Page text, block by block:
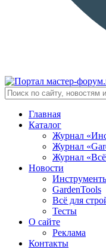
Главная
Каталог
Журнал
Журнал
Журнал
Новости
GardenTools
Всё для
Тесты
О сайте
Реклама
Контакты